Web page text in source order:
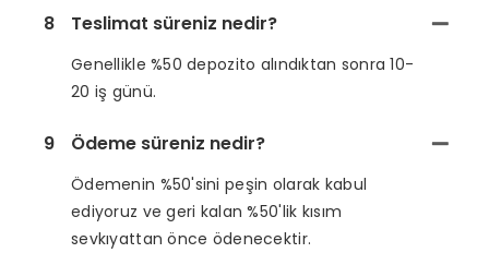
8 Teslimat süreniz nedir?
Genellikle %50 depozito alındıktan sonra 10-
20 iş günü.
9 Ödeme süreniz nedir?
Ödemenin %50'sini peşin olarak kabul
ediyoruz ve geri kalan %50'lik kısım
sevkıyattan önce ödenecektir.